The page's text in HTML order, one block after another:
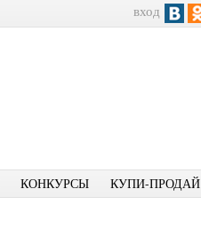
вход
КОНКУРСЫ КУПИ-ПРОДАЙ